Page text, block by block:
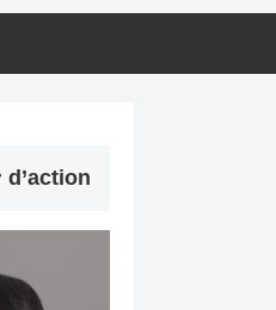
d’action